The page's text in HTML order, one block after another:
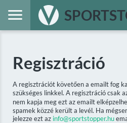
Regisztráció
A regisztrációt követően a emailt fog
szükséges linkkel. A regisztráció csak
nem kapja meg ezt az emailt
spamek közzé került a levél. Ha
jelezze ezt az info@sportstopper.hu